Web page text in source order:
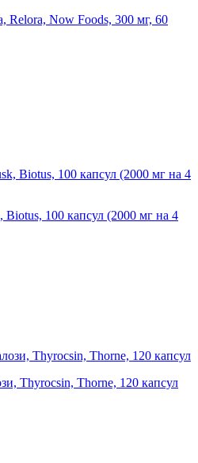
Relora, Now Foods, 300 мг, 60
100 капсул (2000 мг на 4
Thyrocsin, Thorne, 120 капсул